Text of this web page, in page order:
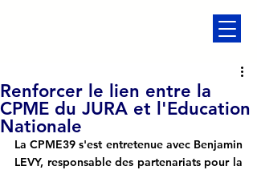
Renforcer le lien entre la
CPME du JURA et l'Education
Nationale
La CPME39 s'est entretenue avec Benjamin
LEVY, responsable des partenariats pour la